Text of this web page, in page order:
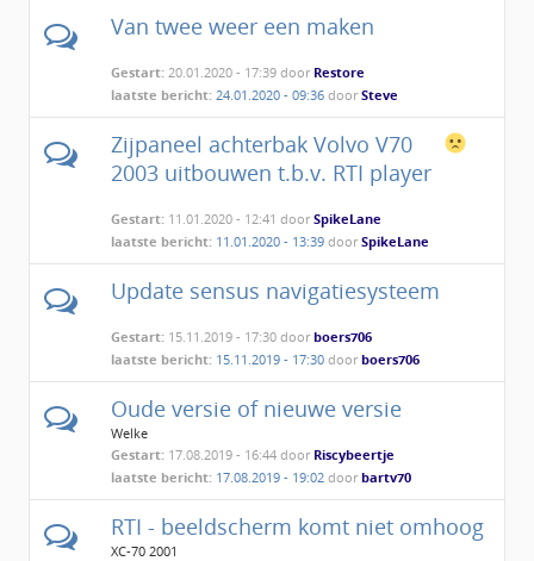
Van twee weer een maken
Gestart: 20.01.2020 - 17:39 door Restore
laatste bericht: 24.01.2020 - 09:36doorSteve
Zijpaneel achterbak Volvo V70
2003 uitbouwen t.b.v. RTI player
Gestart: 11.01.2020 - 12:41 doorSpikeLane
laatste bericht: 11.01.2020 - 13:39doorSpikeLane
Update sensus navigatiesysteem
Gestart: 15.11.2019 - 17:30 doorboers706
laatste bericht: 15.11.2019 - 17:30doorboers706
Oude versie of nieuwe versie
Welke
Gestart: 17.08.2019 - 16:44 door Riscybeertje
laatste bericht: 17.08.2019 - 19:02doorbartv70
RTI - beeldscherm komt niet omhoog
XC-70 2001